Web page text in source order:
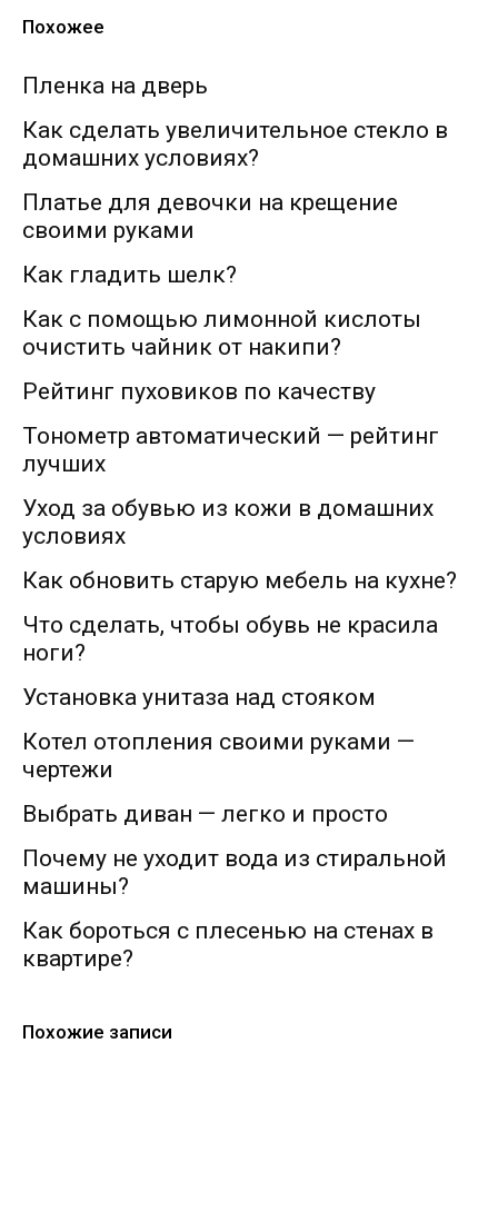
Похожее
Пленка на дверь
Как сделать увеличительное стекло в
домашних условиях?
Платье для девочки на крещение
своими руками
Как гладить шелк?
Как с помощью лимонной кислоты
очистить чайник от накипи?
Рейтинг пуховиков по качеству
Тонометр автоматический — рейтинг
лучших
Уход за обувью из кожи в домашних
условиях
Как обновить старую мебель на кухне?
Что сделать, чтобы обувь не красила
ноги?
Установка унитаза над стояком
Котел отопления своими руками —
чертежи
Выбрать диван — легко и просто
Почему не уходит вода из стиральной
машины?
Как бороться с плесенью на стенах в
квартире?
Похожие записи